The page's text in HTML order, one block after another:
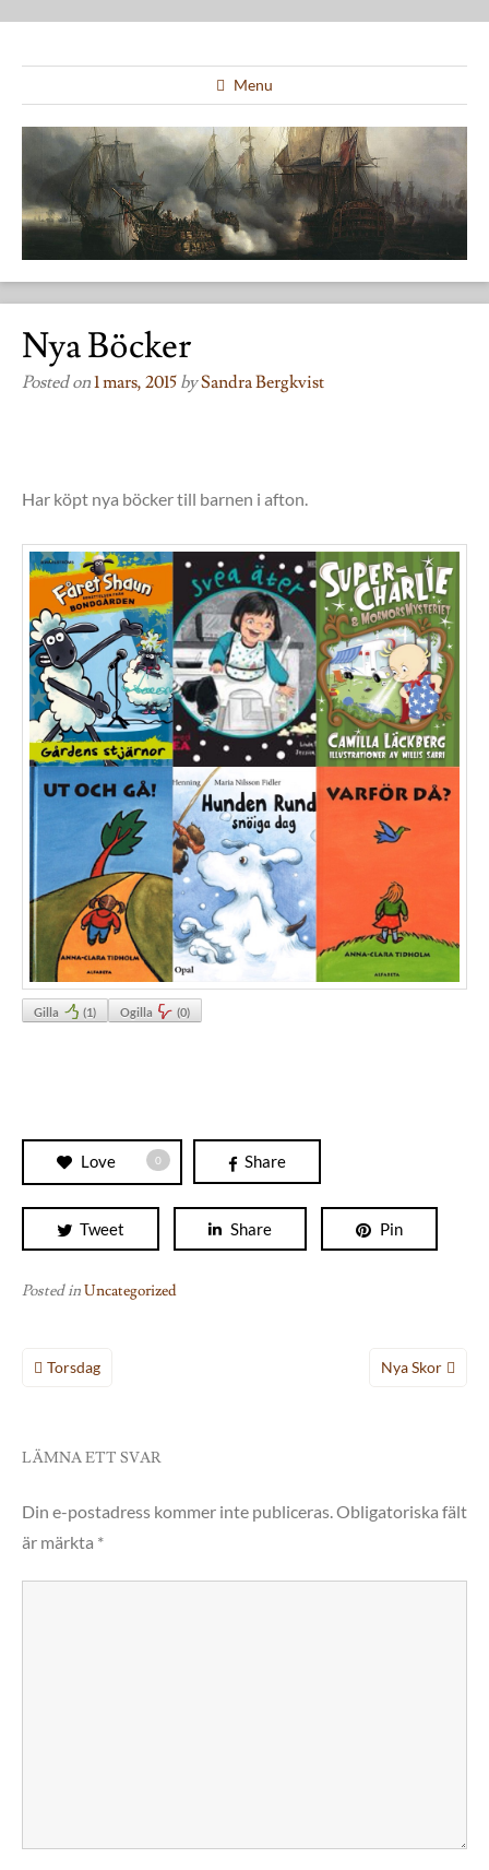
Menu
Nya Böcker
Posted on1 mars, 2015 bySandra Bergkvist
Har köpt nya böcker till barnen i afton.
Gilla (1) Ogilla (0)
Love 0 Share
Tweet Share Pin
Posted inUncategorized
Inläggsnavigering
Torsdag Nya Skor
LÄMNA ETT SVAR
Din e-postadress kommer inte publiceras.Obligatoriska fält
är märkta *